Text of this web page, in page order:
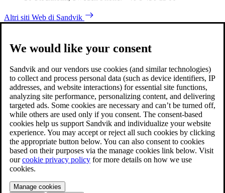
Altri siti Web di Sandvik
We would like your consent
Sandvik and our vendors use cookies (and similar technologies)
to collect and process personal data (such as device identifiers, IP
addresses, and website interactions) for essential site functions,
analyzing site performance, personalizing content, and delivering
targeted ads. Some cookies are necessary and can’t be turned off,
while others are used only if you consent. The consent-based
cookies help us support Sandvik and individualize your website
experience. You may accept or reject all such cookies by clicking
the appropriate button below. You can also consent to cookies
based on their purposes via the manage cookies link below. Visit
ourcookie privacy policy for more details on how we use
cookies.
Manage cookies